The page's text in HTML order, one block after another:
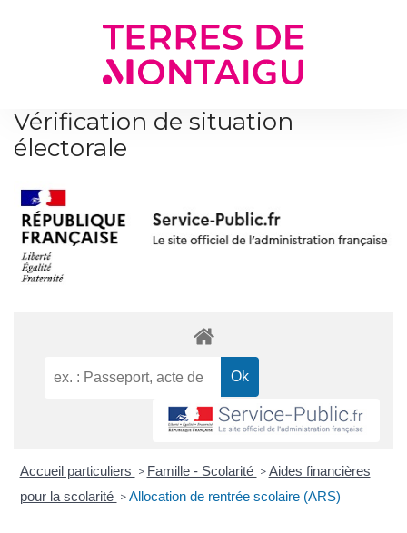
Vérification de situation
électorale
Accueil particuliers > Famille - Scolarité > Aides financières
pour la scolarité > Allocation de rentrée scolaire (ARS)